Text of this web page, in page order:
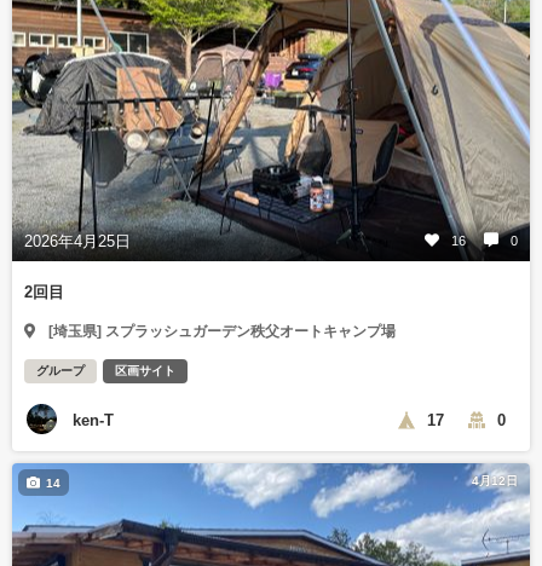
2026年4月25日 16 0
2回目
[埼玉県] スプラッシュガーデン秩父オートキャンプ場
グループ 区画サイト
ken-T 17 0
4月12日
14